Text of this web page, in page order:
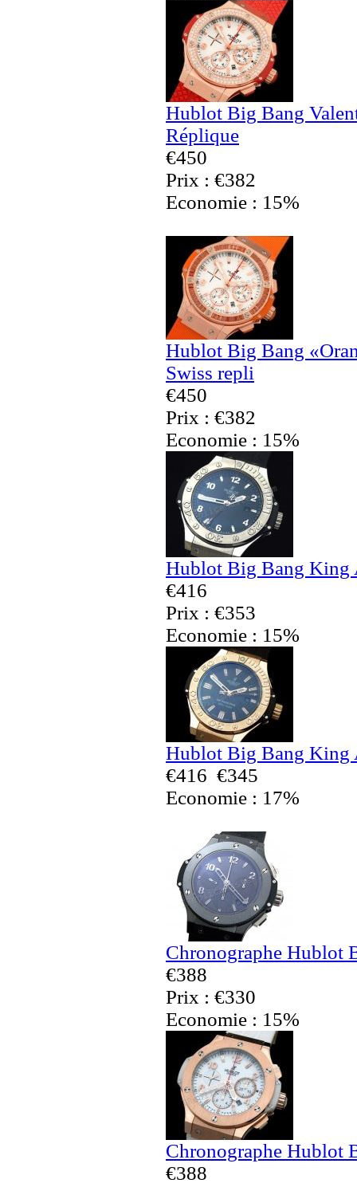
Hublot Big Bang
Réplique
€450
Prix : €382
Economie : 15%
Hublot Big Bang
Swiss repli
€450
Prix : €382
Economie : 15%
Hublot Big Bang King
€416
Prix : €353
Economie : 15%
Hublot Big Bang King
€416 €345
Economie : 17%
Chronographe Hublot
€388
Prix : €330
Economie : 15%
Chronographe Hublot
€388